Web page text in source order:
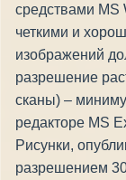
средствами
четкими и
изображений
разрешение
сканы) –
редакторе MS
Рисунки,
разрешением